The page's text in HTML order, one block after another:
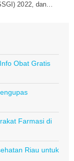
2022, dan…
Obat Gratis
Farmasi di
Riau untuk